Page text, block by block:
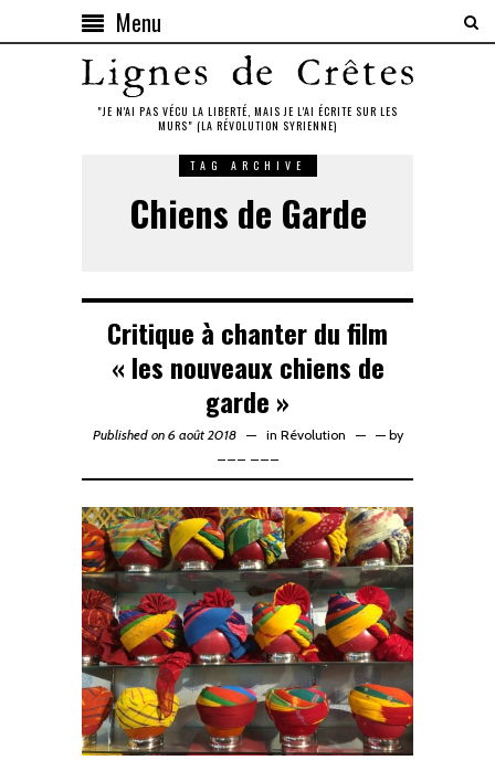
Menu
"JE N'AI PAS VÉCU LA LIBERTÉ, MAIS JE L'AI ÉCRITE SUR LES
MURS" (LA RÉVOLUTION SYRIENNE)
TAG ARCHIVE
Chiens de Garde
Critique à chanter du film
« les nouveaux chiens de
garde »
Published on 6 août 2018 in Révolution —by